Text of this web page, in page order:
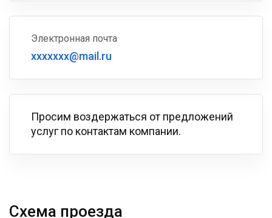
Электронная почта
xxxxxxx@mail.ru
Просим воздержаться от предложений
услуг по контактам компании.
Схема проезда